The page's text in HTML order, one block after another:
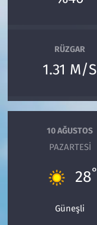
RÜZGAR
1.31 M/S
10 AĞUSTOS
PAZARTESI
28°
Güneşli